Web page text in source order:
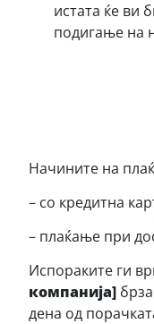
истата ќе ви
подигање на
Начините на
– со кредитна
– плаќање при
Испораките ги
компанија]
дена од